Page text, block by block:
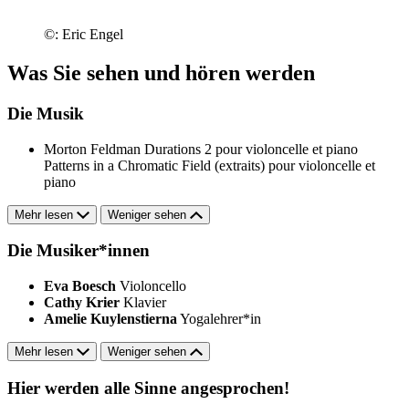
©: Eric Engel
Was Sie sehen und hören werden
Die Musik
Morton Feldman Durations 2 pour violoncelle et piano
Patterns in a Chromatic Field (extraits) pour violoncelle et
piano
Mehr lesen Weniger sehen
Die Musiker*innen
Eva Boesch Violoncello
Cathy Krier Klavier
Amelie Kuylenstierna Yogalehrer*in
Mehr lesen Weniger sehen
Hier werden alle Sinne angesprochen!